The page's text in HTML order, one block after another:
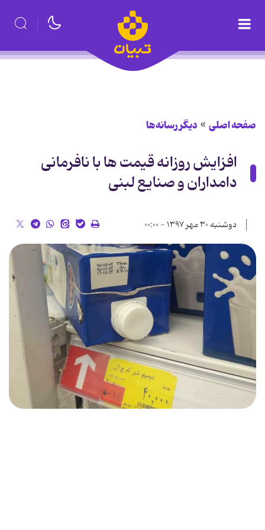
صفحه اصلی دیگر رسانه‌ها
افزایش روزانه قیمت ها با نافرمانی
دامداران و صنایع لبنی
دوشنبه ۳۰ مهر ۱۳۹۷ - ۰۰:۰۰